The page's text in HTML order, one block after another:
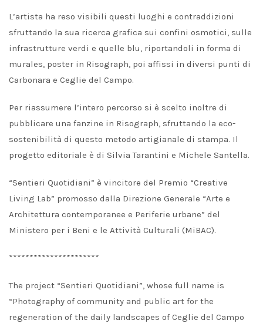
L’artista ha reso visibili questi luoghi e contraddizioni
sfruttando la sua ricerca grafica sui confini osmotici, sulle
infrastrutture verdi e quelle blu, riportandoli in forma di
murales, poster in Risograph, poi affissi in diversi punti di
Carbonara e Ceglie del Campo.
Per riassumere l’intero percorso si è scelto inoltre di
pubblicare una fanzine in Risograph, sfruttando la eco-
sostenibilità di questo metodo artigianale di stampa. Il
progetto editoriale è di Silvia Tarantini e Michele Santella.
“Sentieri Quotidiani” è vincitore del Premio “Creative
Living Lab” promosso dalla Direzione Generale “Arte e
Architettura contemporanee e Periferie urbane” del
Ministero per i Beni e le Attività Culturali (MiBAC).
**********************
The project “Sentieri Quotidiani”, whose full name is
“Photography of community and public art for the
regeneration of the daily landscapes of Ceglie del Campo